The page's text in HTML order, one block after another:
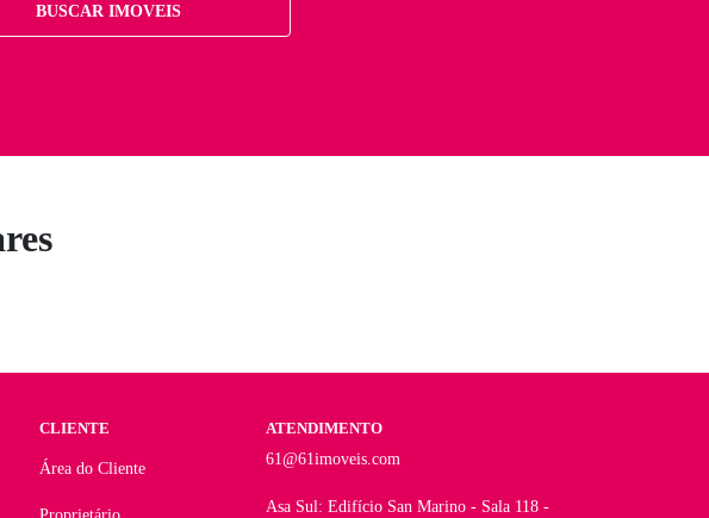
BUSCAR IMOVEIS
CLIENTE
Área do Cliente
ATENDIMENTO
61@61imoveis.com
Asa Sul: Edifício San Marino - Sala 118 -